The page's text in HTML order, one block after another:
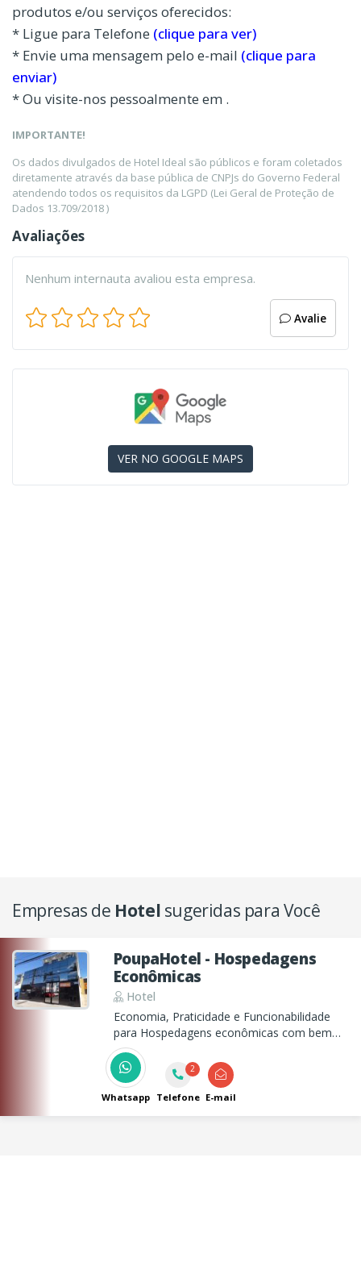
produtos e/ou serviços oferecidos:
* Ligue para Telefone (clique para ver)
* Envie uma mensagem pelo e-mail (clique para
enviar)
* Ou visite-nos pessoalmente em .
IMPORTANTE!
Os dados divulgados de Hotel Ideal são públicos e foram coletados
diretamente através da base pública de CNPJs do Governo Federal
atendendo todos os requisitos da LGPD (Lei Geral de Proteção de
Dados 13.709/2018 )
Avaliações
Nenhum internauta avaliou esta empresa.
Avalie
VER NO GOOGLE MAPS
Empresas de Hotel sugeridas para Você
PoupaHotel - Hospedagens
Econômicas
Hotel
Economia, Praticidade e Funcionabilidade
para Hospedagens econômicas com bem
estar. Parcelamos em até 10x sem juros.
Whatsapp
2
Telefone E-mail